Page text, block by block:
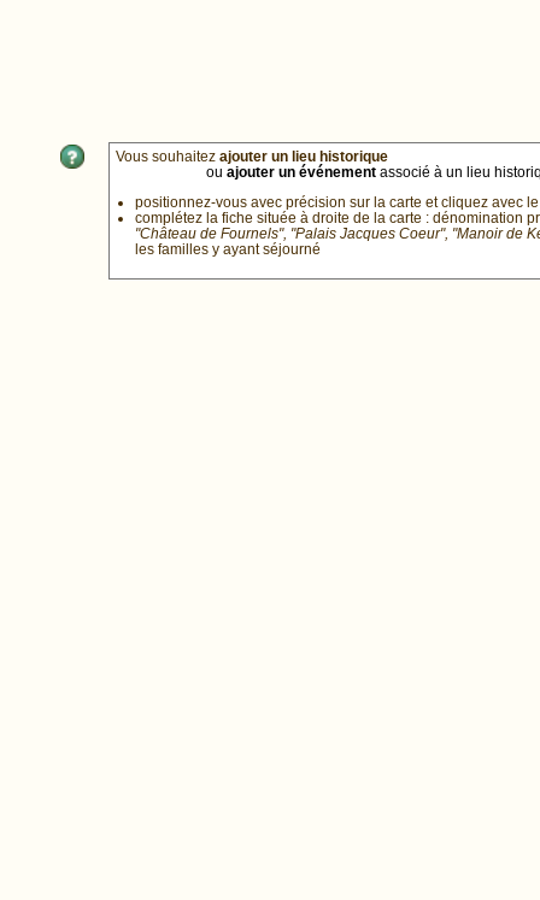
Vous souhaitez ajouter un lieu historique
ou ajouter un événement associé à un lieu
positionnez-vous avec précision sur la carte et cliquez avec
complétez la fiche située à droite de la carte : dénomination
"Château de Fournels", "Palais Jacques Coeur", "Manoir de
les familles y ayant séjourné